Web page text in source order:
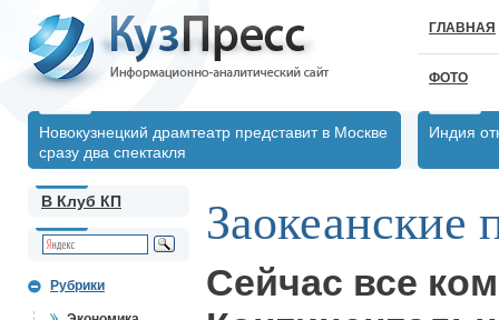
ГЛАВНАЯ
ФОТО
Новокузнецкий драмтеатр представит в Москве
сразу два спектакля
Индия
В Клуб КП
Рубрики
Заокеанские
Сейчас все